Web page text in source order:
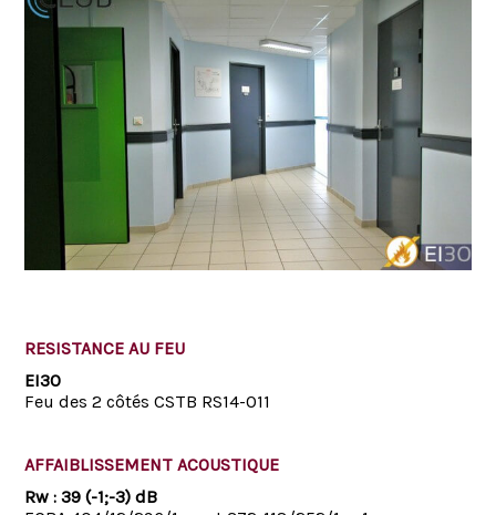
RESISTANCE AU FEU
EI30
Feu des 2 côtés CSTB RS14-011
AFFAIBLISSEMENT ACOUSTIQUE
Rw : 39 (-1;-3) dB